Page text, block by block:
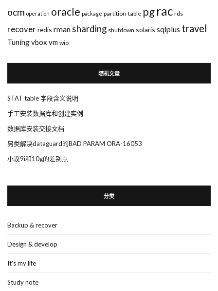
ocm operation oracle package partition-table pgrac rds
recover redis rman sharding shutdown solaris sqlplus travel
Tuningvbox vm wio
随机文章
STAT table 字段含义说明
手工安装数据库和创建实例
数据库安装交接文档
另类解决dataguard的BAD PARAM ORA-16053
小议9i和10g的差别点
分类
Backup & recover
Design & develop
It's my life
Study note